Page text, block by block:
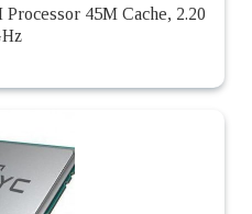
45M Cache, 2.20